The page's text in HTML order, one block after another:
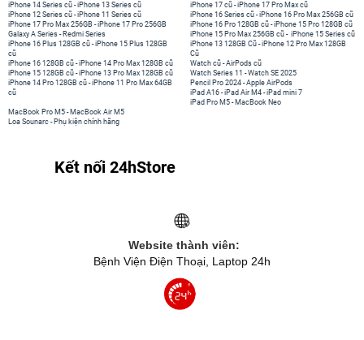
iPhone 14 Series cũ -iPhone 13 Series cũ
iPhone 12 Series cũ -iPhone 11 Series cũ
iPhone 17 Pro Max 256GB -iPhone 17 Pro 256GB
Galaxy A Series - Redmi Series
iPhone 17 cũ -iPhone 17 Pro Max cũ
iPhone 16 Series cũ - iPhone 16 Pro Max 256GB cũ
iPhone 16 Pro 128GB cũ -iPhone 15 Pro 128GB cũ
iPhone 15 Pro Max 256GB cũ - iPhone 15 Series cũ
iPhone 16 Plus 128GB cũ -iPhone 15 Plus 128GB
cũ
iPhone 16 128GB cũ -iPhone 14 Pro Max 128GB cũ
iPhone 15 128GB cũ -iPhone 13 Pro Max 128GB cũ
iPhone 14 Pro 128GB cũ -iPhone 11 Pro Max 64GB
cũ
iPhone 13 128GB Cũ -iPhone 12 Pro Max 128GB
Cũ
Watch cũ -AirPods cũ
Watch Series 11 -Watch SE 2025
Pencil Pro 2024 -Apple AirPods
iPad A16 -iPad Air M4 -iPad mini 7
iPad Pro M5 - MacBook Neo
MacBook Pro M5 - MacBook Air M5
Loa Sounarc - Phụ kiện chính hãng
Kết nối 24hStore
Website thành viên:
Bệnh Viện Điện Thoại, Laptop 24h